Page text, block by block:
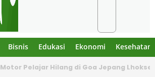
Bisnis Edukasi Ekonomi Kesehatan
Mengaku Polisi, Tiga Pria Diduga Culik